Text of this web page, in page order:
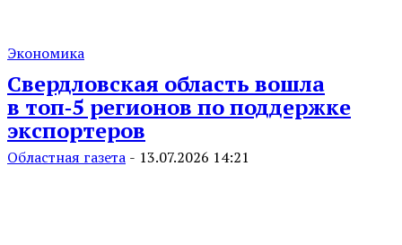
Экономика
Свердловская область вошла
в топ‑5 регионов по поддержке
экспортеров
Областная газета - 13.07.2026 14:21